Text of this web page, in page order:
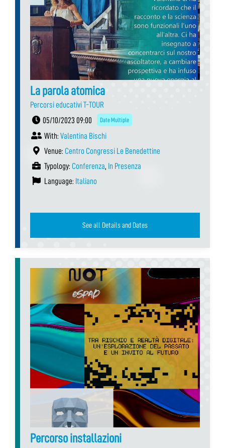
La parola atomica
Percorsi educativi T-TOUR
05/10/2023 09:00
Date Multiple
With: Valentina Bischi
Venue: Centro Congressi Le Benedettine
Typology: Conferenza, In Presenza
Language: Italiano
See all Details and Dates
Percorso installazioni